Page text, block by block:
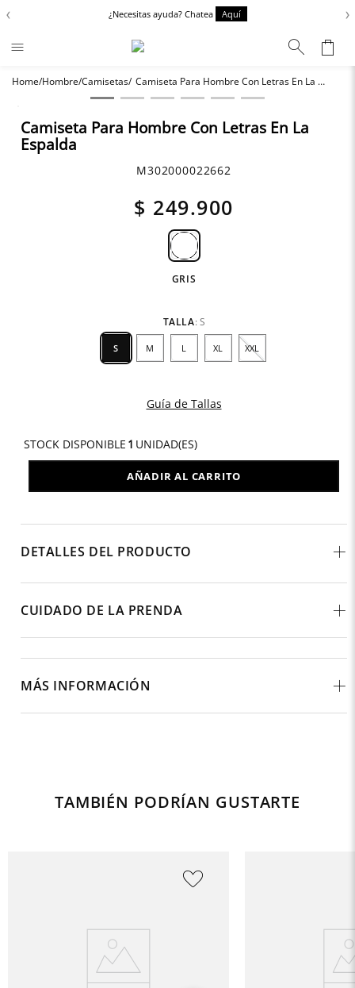
‹ ¿Necesitas ayuda? Chatea Aquí ›
Hombre Camisetas Camiseta Para Hombre Con Letras En La Espalda
Camiseta Para Hombre Con Letras En La
Espalda
M302000022662
$ 249.900
GRIS
TALLA: S
S M L XL XXL
Guía de Tallas
STOCK DISPONIBLE 1 UNIDAD(ES)
AÑADIR AL CARRITO
DETALLES DEL PRODUCTO
CUIDADO DE LA PRENDA
MÁS INFORMACIÓN
TAMBIÉN PODRÍAN GUSTARTE
Términos más buscados
. Anbass